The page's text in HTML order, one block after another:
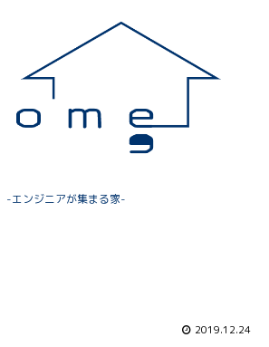
-エンジニアが集まる家-
2019.12.24